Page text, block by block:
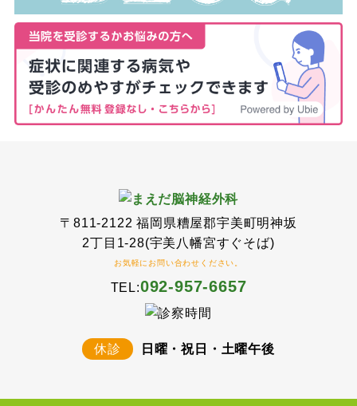
〒811-2122 福岡県糟屋郡宇美町明神坂
2丁目1-28(宇美八幡宮すぐそば)
お気軽にお問い合わせください。
TEL:092-957-6657
休診 日曜・祝日・土曜午後